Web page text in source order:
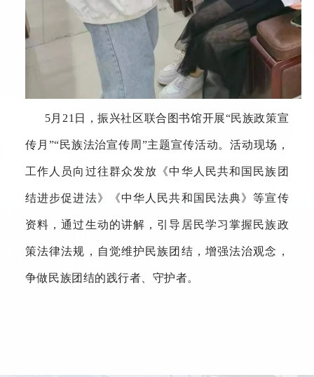
5月21日，振兴社区联合图书馆开展“民族政策宣
传月”“民族法治宣传周”主题宣传活动。活动现场，
工作人员向过往群众发放《中华人民共和国民族团
结进步促进法》《中华人民共和国民法典》等宣传
资料，通过生动的讲解，引导居民学习掌握民族政
策法律法规，自觉维护民族团结，增强法治观念，
争做民族团结的践行者、守护者。